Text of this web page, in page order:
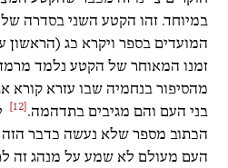
במיוחד. זהו הקטע השני בסדרה
המועדים בספר ויקרא כג (הראשון
זמנו המאוחר של הקטע נלמד
מהסיפור בנחמיה שבו עזרא קורא
בני העם והם מגיבים בתדהמה. [12]
הכתוב מספר שלא נעשה כדבר הזה
העם מעולם לא שמע על מנהג זה